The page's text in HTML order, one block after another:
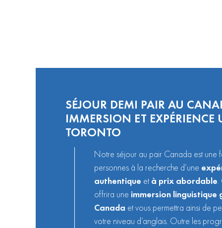
SÉJOUR DEMI PAIR AU
IMMERSION ET
TORONTO
Notre séjour au pair Canada est une
personnes à la recherche d’une
authentique età prix abordable.
offrira une immersion linguistique
Canada et vous permettra ainsi de
votre niveau d’anglais. Outre les